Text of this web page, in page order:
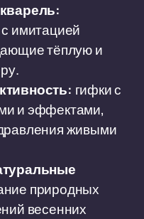
имитацией
тёплую и
гифки с
и эффектами,
живыми
природных
весенних